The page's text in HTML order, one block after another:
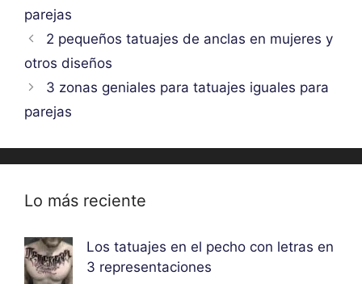
parejas
2 pequeños tatuajes de anclas en mujeres y
otros diseños
3 zonas geniales para tatuajes iguales para
parejas
Lo más reciente
Los tatuajes en el pecho con letras en
3 representaciones